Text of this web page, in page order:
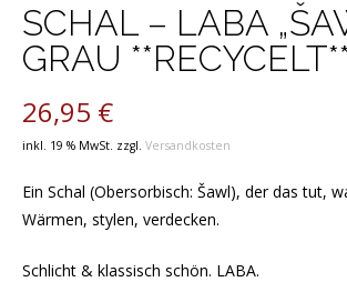
SCHAL – LABA
GRAU **RECYCELT**
26,95 €
inkl. 19 % MwSt. zzgl. Versandkosten
Ein Schal (Obersorbisch: Šawl), der das tut,
Wärmen, stylen, verdecken.
Schlicht & klassisch schön. LABA.